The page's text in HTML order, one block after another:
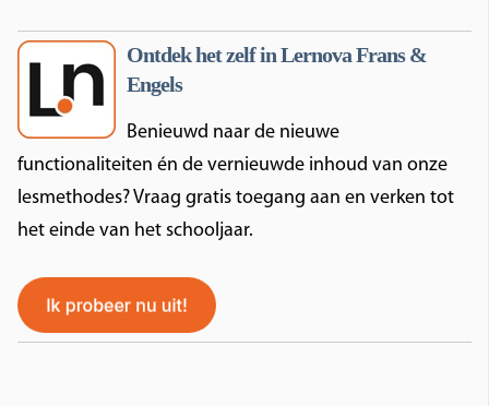
Ontdek het zelf in Lernova Frans &
Engels
Benieuwd naar de nieuwe
functionaliteiten én de vernieuwde inhoud van onze
lesmethodes? Vraag gratis toegang aan en verken tot
het einde van het schooljaar.